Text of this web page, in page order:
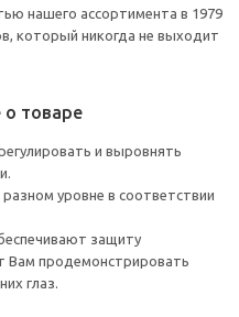
нашего ассортимента в 1979
который никогда не выходит
товаре
и выровнять
уровне в соответствии
защиту
Вам продемонстрировать
глаз.